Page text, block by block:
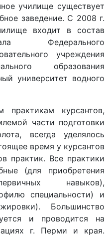
училище существует
заведение. С 2008 г.
входит в состав
Федерального
учреждения
образования
университет водного
практикам курсантов,
части подготовки
всегда уделялось
время у курсантов
практик. Все практики
(для приобретения
навыков),
специальности) и
Большинство
и проводится на
г. Перми и края.